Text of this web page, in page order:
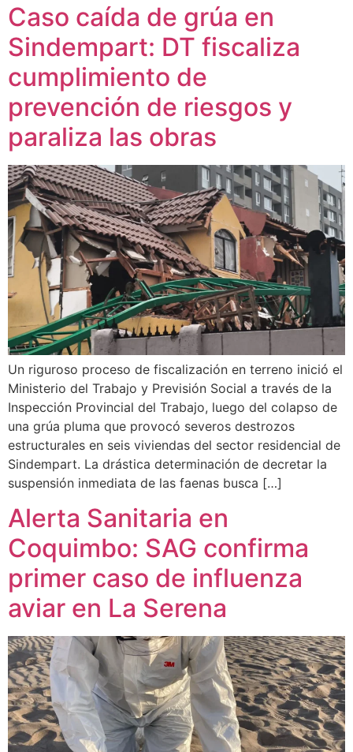
Caso caída de grúa en
Sindempart: DT fiscaliza
cumplimiento de
prevención de riesgos y
paraliza las obras
Un riguroso proceso de fiscalización en terreno inició el
Ministerio del Trabajo y Previsión Social a través de la
Inspección Provincial del Trabajo, luego del colapso de
una grúa pluma que provocó severos destrozos
estructurales en seis viviendas del sector residencial de
Sindempart. La drástica determinación de decretar la
suspensión inmediata de las faenas busca […]
Alerta Sanitaria en
Coquimbo: SAG confirma
primer caso de influenza
aviar en La Serena